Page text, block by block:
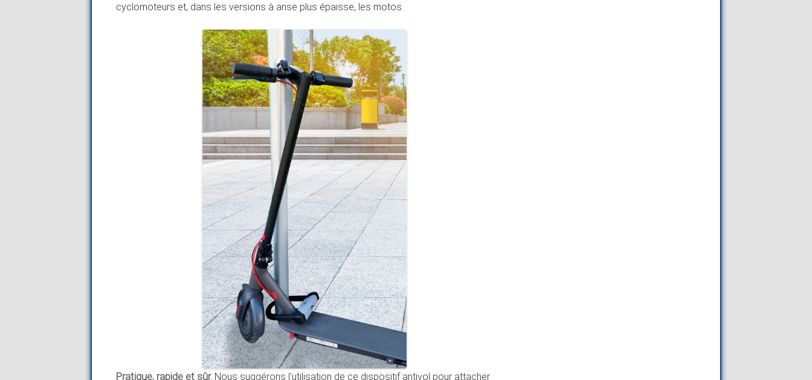
cyclomoteurs et, dans les versions à anse plus épaisse, les motos.
Pratique, rapide et sûr. Nous suggérons l’utilisation de ce dispositif antivol pour attacher